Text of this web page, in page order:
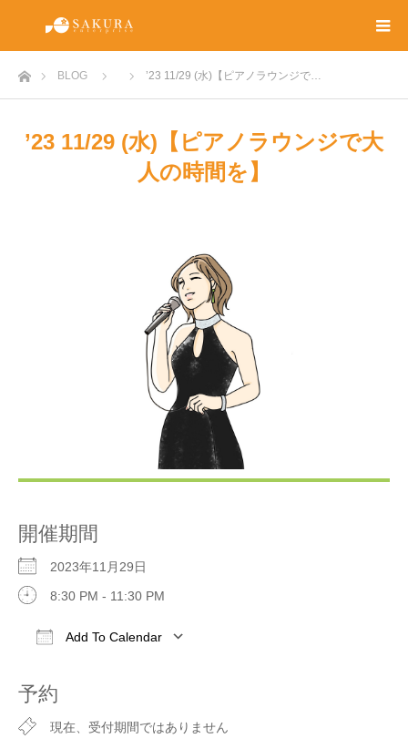
ホームBLOG ’23 11/29 (水)【ピアノラウンジで…
’23 11/29 (水)【ピアノラウンジで大
人の時間を】
開催期間
2023年11月29日
8:30 PM - 11:30 PM
Add To Calendar
予約
現在、受付期間ではありません